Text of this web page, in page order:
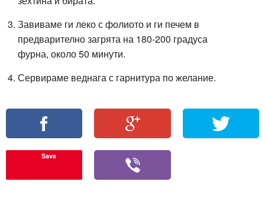
Завиваме ги леко с фолиото и ги печем в
предварително загрята на 180-200 градуса
фурна, около 50 минути.
Сервираме веднага с гарнитура по желание.
Save